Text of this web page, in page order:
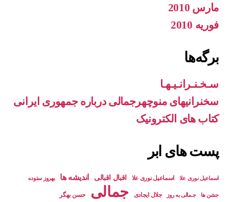
مارس 2010
فوریه 2010
برگه‌ها
سـخـنـرانـیـهـا
سخنرانیهای منوچهرجمالی درباره جمهوری ایرانی
کتاب های الکترونیک
پست های ابر
اسماعيل نوری علا اسماعیل نوری علا اقبال اقبالی اندیشه ها بهروز ستوده
جشن ها جـمالی به روز جلال ایجادی جمالی حسن بهگر